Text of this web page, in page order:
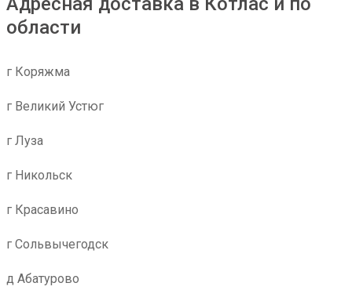
области
г Коряжма
г Великий Устюг
г Луза
г Никольск
г Красавино
г Сольвычегодск
д Абатурово